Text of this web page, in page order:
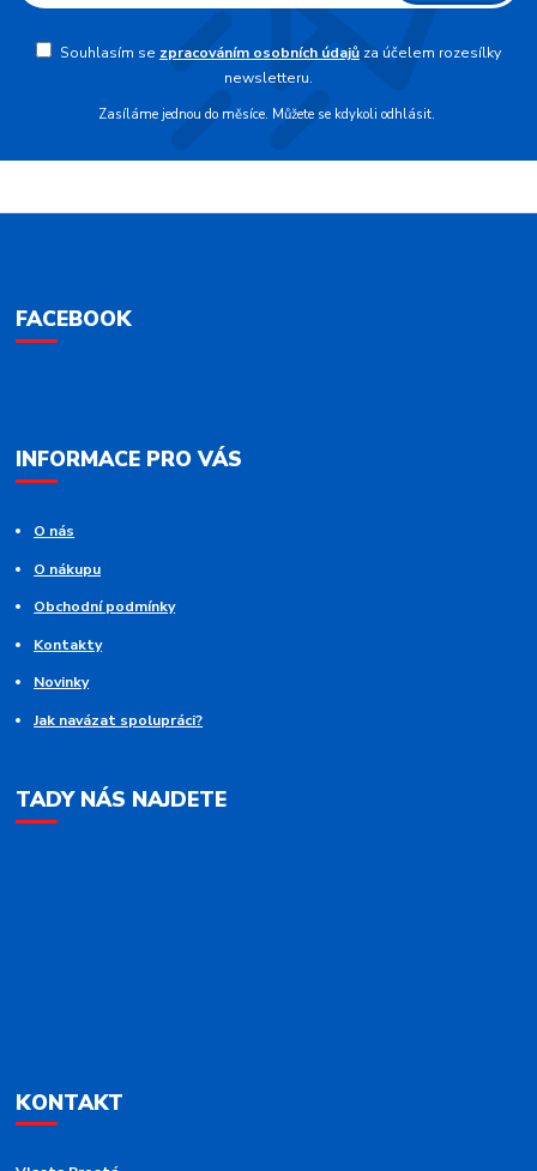
Souhlasím se zpracováním osobních údajůza účelem rozesílky
newsletteru.
Zasíláme jednou do měsíce. Můžete se kdykoli odhlásit.
FACEBOOK
INFORMACE PRO VÁS
O nás
O nákupu
Obchodní podmínky
Kontakty
Novinky
Jak navázat spolupráci?
TADY NÁS NAJDETE
KONTAKT